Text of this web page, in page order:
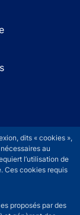
dits « cookies »,
au
l’utilisation de
Ces cookies requis
proposés par des